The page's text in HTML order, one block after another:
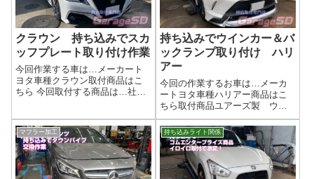
クラウン 持ち込みでスカ
ッフプレート取り付け作業
今回作業する車は…メーカート
ヨタ車種クラウン取付商品はこ
ちら 今回取付する商品は…社外
れました…スカッフプレートイ
ルミネーションは電源の種類で
取り付け方や光り方が変わりま
す車種専用の配...
持ち込みでウインカー＆バ
ックランプ取り付け ハリ
アー
今回の作業するお車は…メーカ
ートヨタ車種ハリアー商品はこ
ちら取付商品ユアーズ製 ウイ
ンカーキット バックランプ完
了画像ラゲッジスペースに機能
をON・OFFできるようにスイッ
チを取り付けました(^^)/🚗 外装
ドレスアップ・持ち込みパーツ
施工...
マフラー加工 持ち込みライト関係